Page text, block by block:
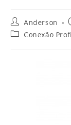
Anderson
Conexão